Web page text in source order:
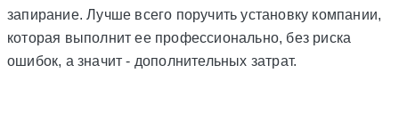
запирание. Лучше всего поручить установку компании,
которая выполнит ее профессионально, без риска
ошибок, а значит - дополнительных затрат.